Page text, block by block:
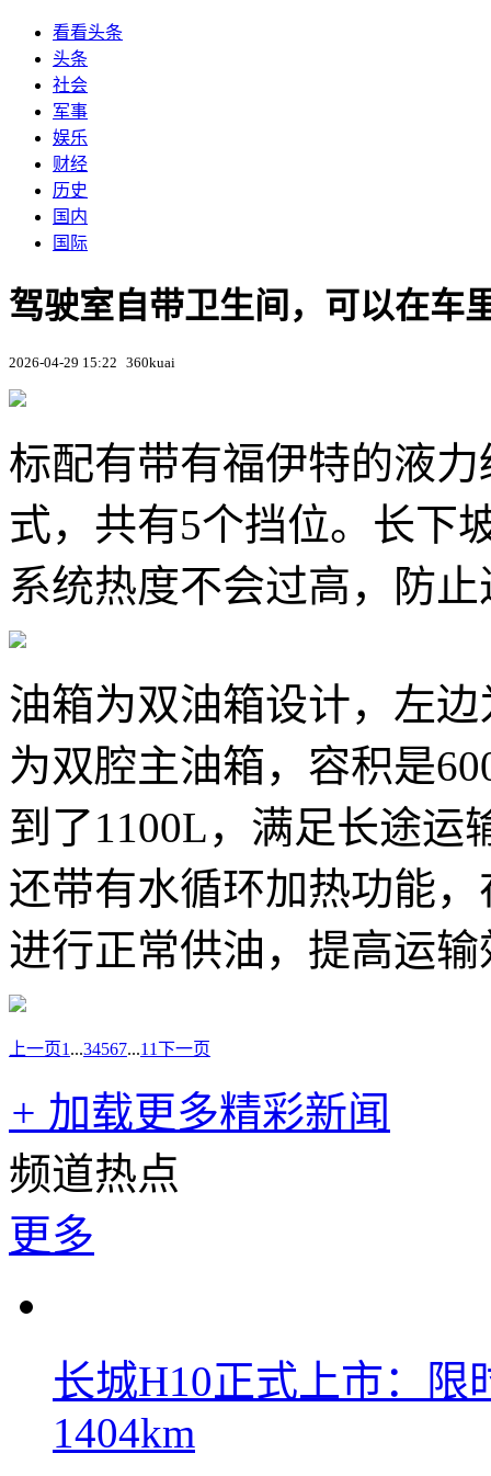
看看头条
头条
社会
军事
娱乐
财经
历史
国内
国际
驾驶室自带卫生间，可以在车
2026-04-29 15:22 360kuai
标配有带有福伊特的液
式，共有5个挡位。长下
系统热度不会过高，防
油箱为双油箱设计，左
为双腔主油箱，容积是
到了1100L，满足长途运
还带有水循环加热功能
进行正常供油，提高运输
上一页1 ...34567...11下一页
+ 加载更多精彩新闻
频道热点
更多
长城H10正式上市：限
1404km